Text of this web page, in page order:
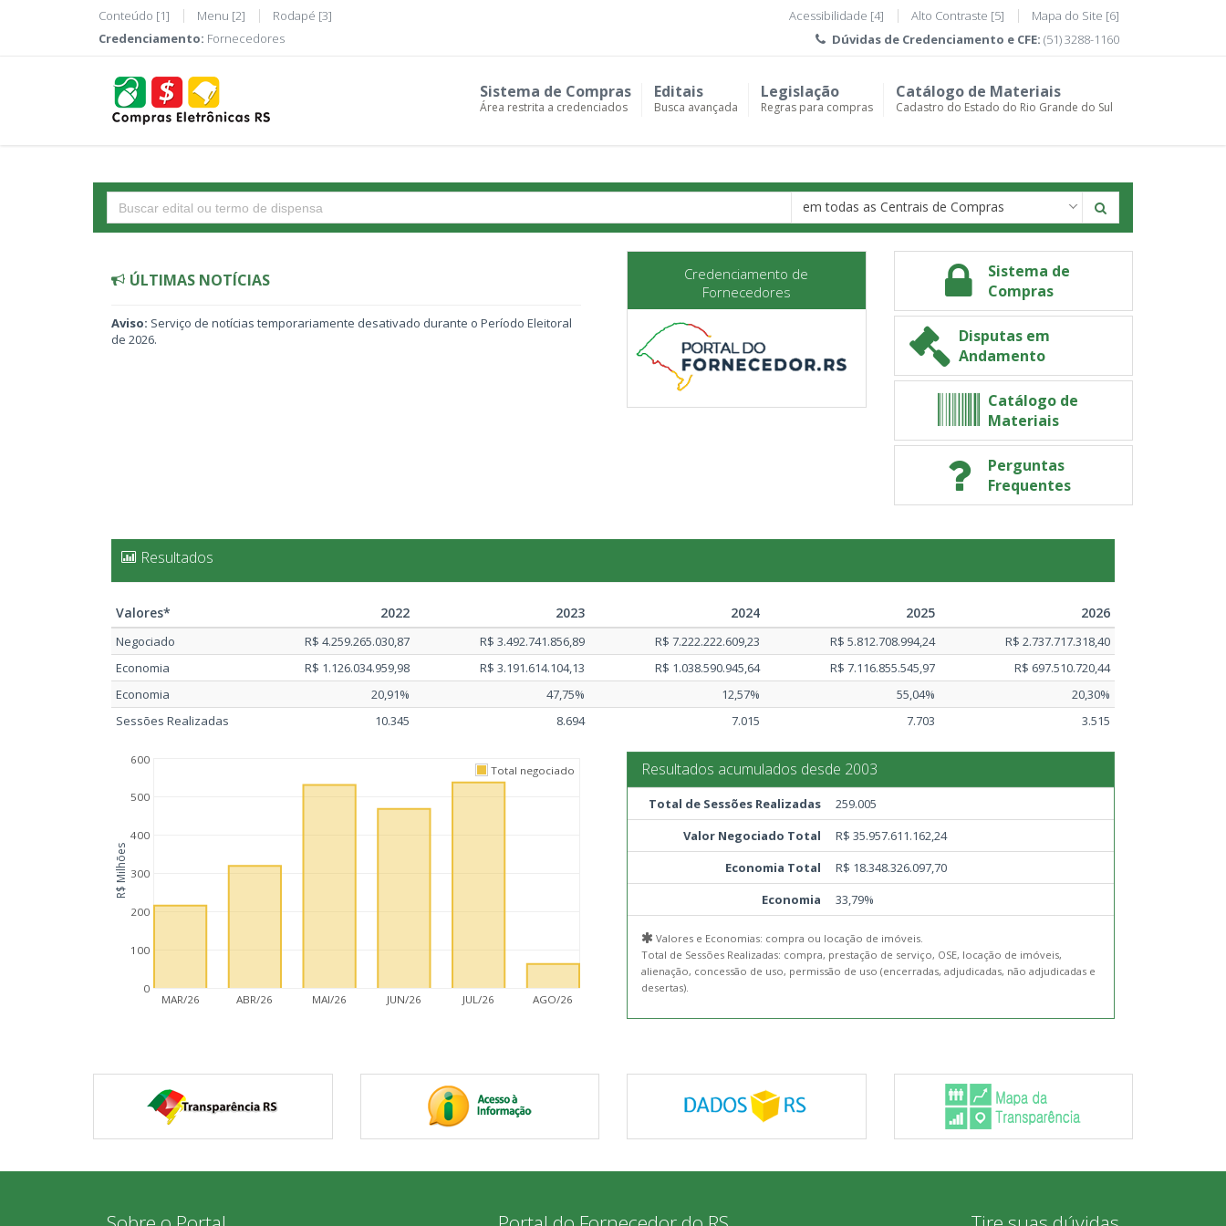
Conteúdo [1] Menu [2] Rodapé [3] Acessibilidade [4] Alto Contraste [5]
Mapa do Site [6]
Credenciamento: Fornecedores Dúvidas de Credenciamento e CFE: (51) 3288-1160
Sistema de Compras
Área restrita a credenciados
Editais
Busca avançada
Legislação
Regras para compras
Catálogo de Materiais
Cadastro do Estado do Rio Grande do Sul
Edital
ou
termo
dispensa
Central
de
Compras
em todas as Centrais de Compras
Central de ComprasCentral de Compras
ÚLTIMAS NOTÍCIAS
Aviso: Serviço de notícias temporariamente desativado durante o Período Eleitoral
de 2026.
Credenciamento de
Fornecedores
Sistema de
Compras
Disputas em
Andamento
Catálogo de
Materiais
Perguntas
Frequentes
Resultados
Valores* 2022 2023 2024 2025 2026
Negociado R$ 4.259.265.030,87 R$ 3.492.741.856,89 R$ 7.222.222.609,23 R$ 5.812.708.994,24
R$ 2.737.717.318,40
Economia
R$ 1.126.034.959,98 R$ 3.191.614.104,13 R$ 1.038.590.945,64 R$ 7.116.855.545,97
R$ 697.510.720,44
Economia
20,91% 47,75% 12,57% 55,04%
20,30%
Sessões Realizadas
10.345 8.694 7.015 7.703 3.515
MAR/26 ABR/26 MAI/26 JUN/26 JUL/26 AGO/26
0
100
200
300
400
500
600
Total negociado
R$ Milhões
Resultados acumulados desde 2003
Total de Sessões Realizadas
259.005
Valor Negociado Total
R$ 35.957.611.162,24
Economia Total
R$ 18.348.326.097,70
Economia
33,79%
Valores e Economias: compra ou locação de imóveis.
Total de Sessões Realizadas: compra, prestação de serviço, OSE, locação de imóveis,
alienação, concessão de uso, permissão de uso (encerradas, adjudicadas, não adjudicadas e
desertas).